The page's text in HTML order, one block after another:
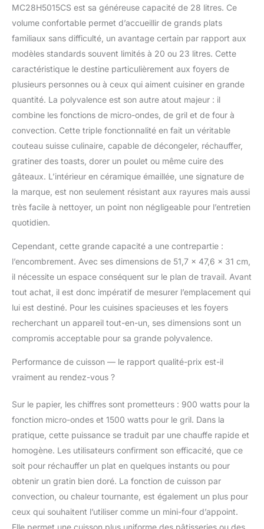
Utilisez la fonction
levage/yaourt pour
préparer des pâtes ou
l'aide d'outils
supplémentaires Le
revêtement Ceramic
Inside durable est facile
à nettoyer et est
résistant aux rayures
Dimensions extérieures
(L x H x P) : 51,7 x 31 x
47,6 cm Remarque :
Les dimensions
indiquées
correspondent aux
dimensions réelles,
MC28H5015CS est sa généreuse capacité de 28 litres. Ce
volume confortable permet d’accueillir de grands plats
familiaux sans difficulté, un avantage certain par rapport aux
modèles standards souvent limités à 20 ou 23 litres. Cette
caractéristique le destine particulièrement aux foyers de
plusieurs personnes ou à ceux qui aiment cuisiner en grande
quantité. La polyvalence est son autre atout majeur : il
combine les fonctions de micro-ondes, de gril et de four à
convection. Cette triple fonctionnalité en fait un véritable
couteau suisse culinaire, capable de décongeler, réchauffer,
gratiner des toasts, dorer un poulet ou même cuire des
gâteaux. L’intérieur en céramique émaillée, une signature de
la marque, est non seulement résistant aux rayures mais aussi
très facile à nettoyer, un point non négligeable pour l’entretien
quotidien.
Cependant, cette grande capacité a une contrepartie :
l’encombrement. Avec ses dimensions de 51,7 x 47,6 x 31 cm,
il nécessite un espace conséquent sur le plan de travail. Avant
tout achat, il est donc impératif de mesurer l’emplacement qui
lui est destiné. Pour les cuisines spacieuses et les foyers
recherchant un appareil tout-en-un, ses dimensions sont un
compromis acceptable pour sa grande polyvalence.
Performance de cuisson — le rapport qualité-prix est-il
vraiment au rendez-vous ?
Sur le papier, les chiffres sont prometteurs : 900 watts pour la
fonction micro-ondes et 1500 watts pour le gril. Dans la
pratique, cette puissance se traduit par une chauffe rapide et
homogène. Les utilisateurs confirment son efficacité, que ce
soit pour réchauffer un plat en quelques instants ou pour
obtenir un gratin bien doré. La fonction de cuisson par
convection, ou chaleur tournante, est également un plus pour
ceux qui souhaitent l’utiliser comme un mini-four d’appoint.
Elle permet une cuisson plus uniforme des pâtisseries ou des